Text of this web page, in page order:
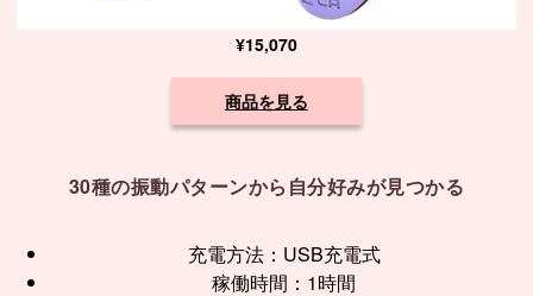
¥15,070
商品を見る
30種の振動パターンから自分好みが見つかる
充電方法：USB充電式
稼働時間：1時間